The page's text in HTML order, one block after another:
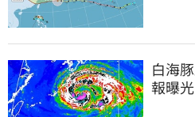
白海
報曝